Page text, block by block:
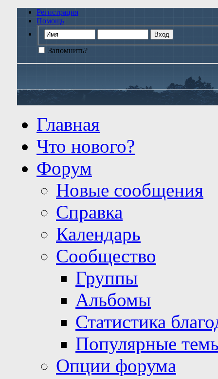
Регистрация
Помощь
Запомнить?
Главная
Что нового?
Форум
Новые сообщения
Справка
Календарь
Сообщество
Группы
Альбомы
Статистика
Популярные
Опции форума